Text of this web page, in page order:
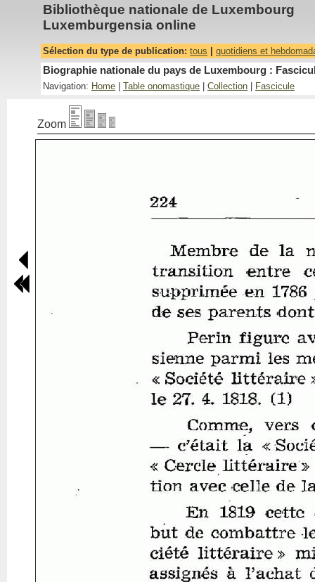
Bibliothèque nationale de Luxembourg
Luxemburgensia online
Sélection du type de publication: tous quotidiens et
Biographie nationale du pays de Luxembourg :
Navigation: Home Table onomastique Collection Fascicule
Zoom